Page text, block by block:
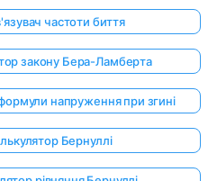
частоти биття
закону Бера-Ламберта
напруження при згині
Бернуллі